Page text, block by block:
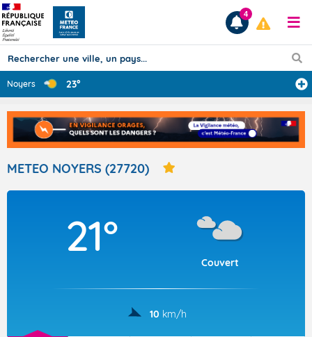
Prévisions
TOUS LES RÉSULTATS
Articles
4
Noyers 23°
METEO NOYERS (27720)
21°
Couvert
10 km/h